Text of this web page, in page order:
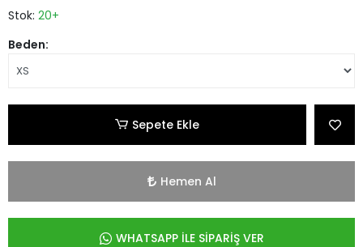
Stok: 20+
Beden:
Sepete Ekle
Hemen Al
WHATSAPP İLE SİPARİŞ VER